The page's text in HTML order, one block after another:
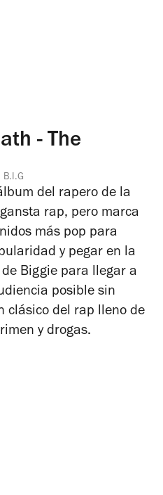
- The
B.I.G
del rapero de la
rap, pero marca
más pop para
y pegar en la
Biggie para llegar a
posible sin
clásico del rap lleno de
y drogas.